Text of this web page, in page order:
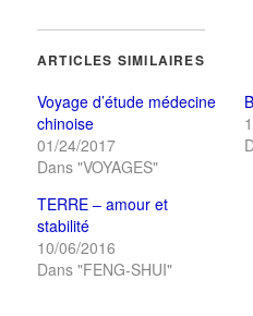
dans
nouvelle
dans
nouvelle
nouvelle
ARTICLES SIMILAIRES
Voyage d’étude médecine
chinoise
01/24/2017
Dans "VOYAGES"
TERRE – amour et
stabilité
10/06/2016
Dans "FENG-SHUI"